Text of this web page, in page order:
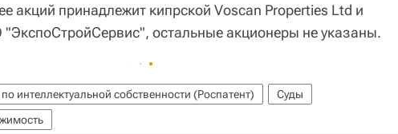
акций принадлежит кипрской Voscan Properties Ltd и
остальные акционеры не указаны.
интеллектуальной собственности (Роспатент)
Суды